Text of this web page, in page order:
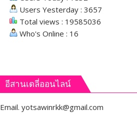
Users Yesterday : 3657
Total views : 19585036
Who's Online : 16
อีสานเดลี่ออนไลน์
Email. yotsawinrkk@gmail.com